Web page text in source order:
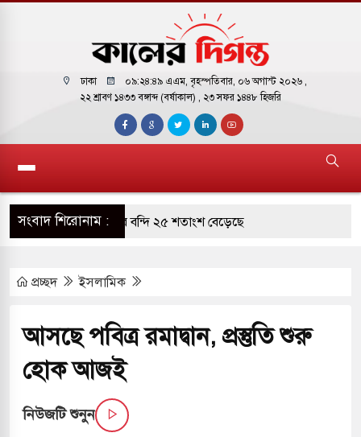
ঢাকা ০৯:২৪:৫০ এএম, বৃহস্পতিবার, ০৬ অগাস্ট ২০২৬ ,
২২ শ্রাবণ ১৪৩৩ বঙ্গাব্দ (বর্ষাকাল) , ২৩ সফর ১৪৪৮ হিজরি
সংবাদ শিরোনাম :
দক্ষিণ কোরিয়ার বন্দি ২৫ শতাংশ বেড়েছে
জুমার বয়ান ও নামাজ পড়াবেন দেওবন্দের
প্রচ্ছদ ইসলামিক
আসছে পবিত্র রমাদ্বান, প্রস্তুতি শুরু
হোক আজই
নিউজটি শুনুন